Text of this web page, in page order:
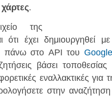
.
της
ότι έχει δημιουργηθεί
πάνω στο API του
βάσει
εναλλακτικές
στην